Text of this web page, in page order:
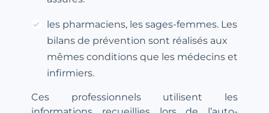
les pharmaciens, les sages-femmes. Les
bilans de prévention sont réalisés aux
mêmes conditions que les médecins et
infirmiers.
Ces professionnels utilisent les